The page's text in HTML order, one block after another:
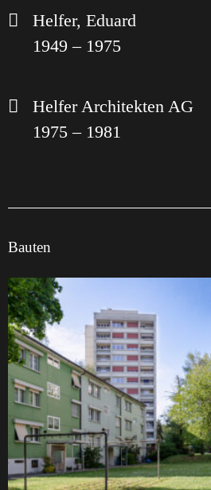
Helfer, Eduard
1949 – 1975
Helfer Architekten AG
1975 – 1981
Bauten